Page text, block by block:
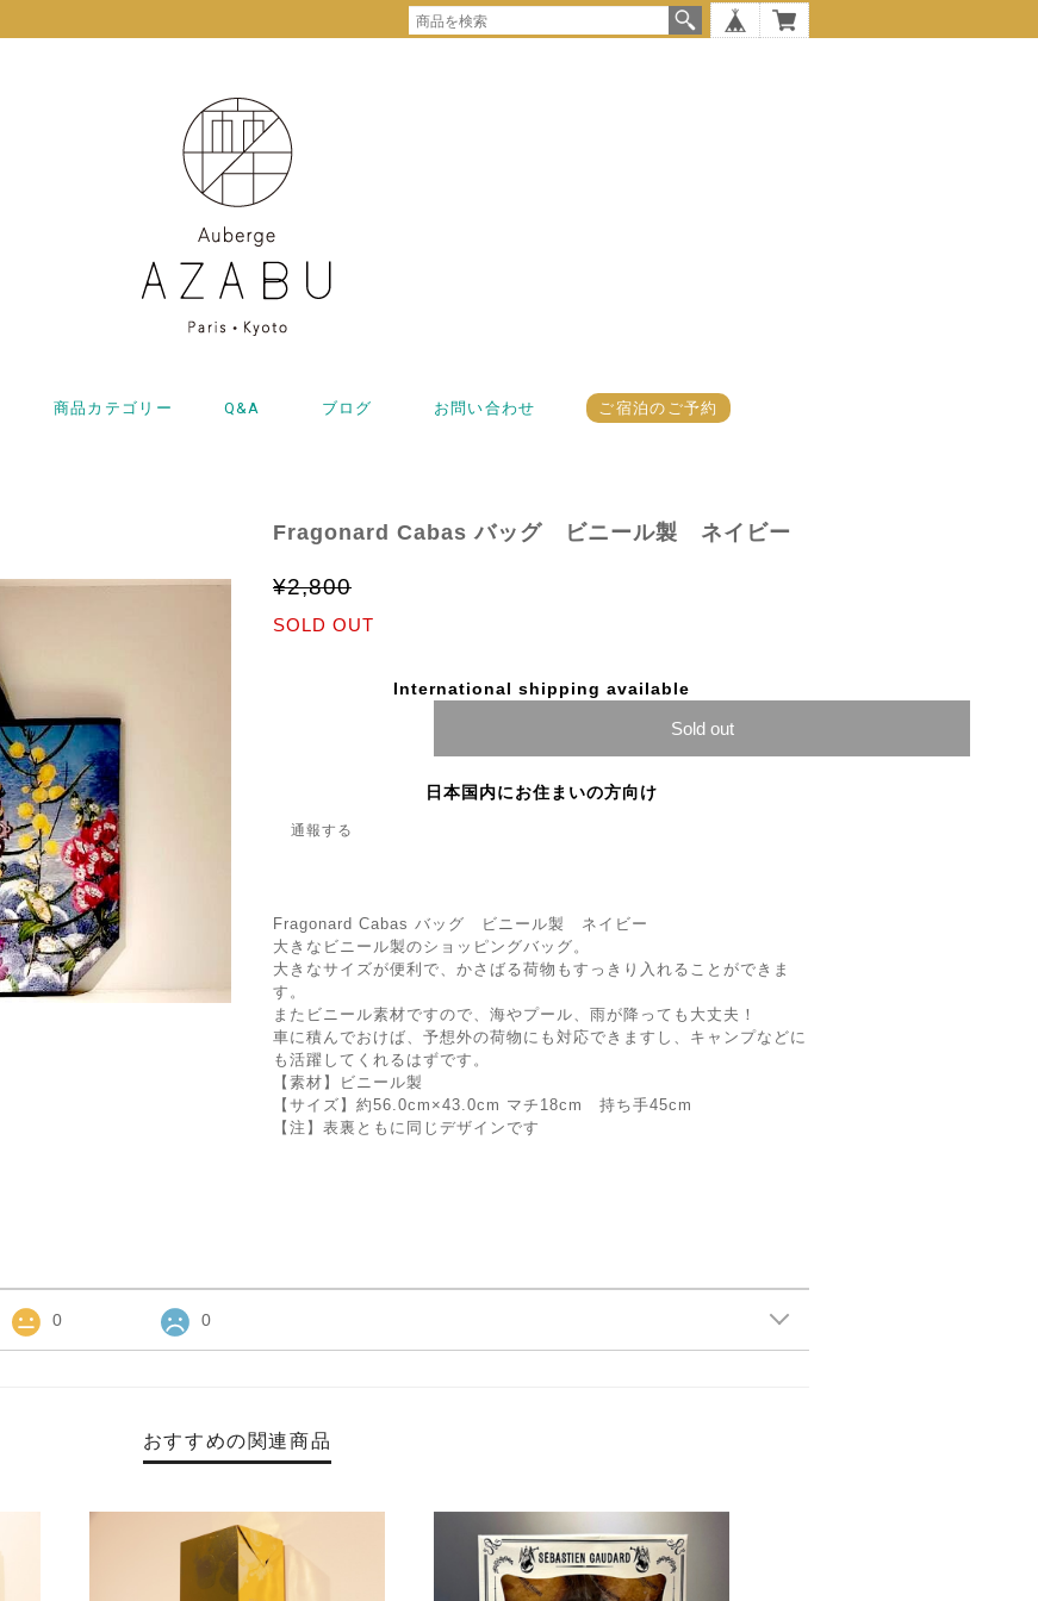
商品カテゴリー Q&A ブログ お問い合わせ ご宿泊のご予約
Fragonard Cabas バッグ ビニール製 ネイビー
¥2,800
SOLD OUT
International shipping available
Sold out
日本国内にお住まいの方向け
通報する
Fragonard Cabas バッグ ビニール製 ネイビー
大きなビニール製のショッピングバッグ。
大きなサイズが便利で、かさばる荷物もすっきり入れることができま
す。
またビニール素材ですので、海やプール、雨が降っても大丈夫！
車に積んでおけば、予想外の荷物にも対応できますし、キャンプなどに
も活躍してくれるはずです。
【素材】ビニール製
【サイズ】約56.0cm×43.0cm マチ18cm 持ち手45cm
【注】表裏ともに同じデザインです
0 0
おすすめの関連商品